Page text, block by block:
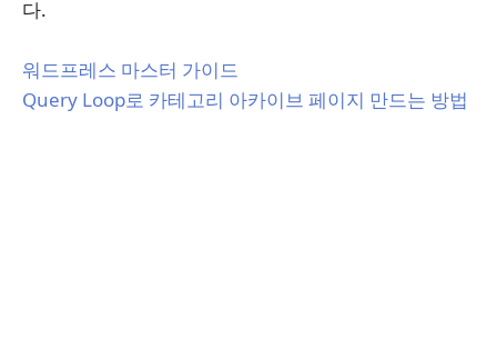
다.
워드프레스 마스터 가이드
Query Loop로 카테고리 아카이브 페이지 만드는 방법